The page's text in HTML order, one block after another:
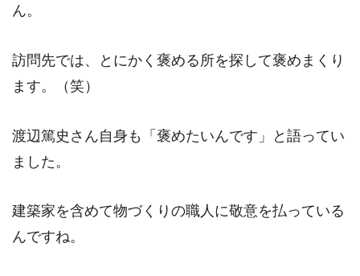
ん。
訪問先では、とにかく褒める所を探して褒めまくり
ます。（笑）
渡辺篤史さん自身も 「褒めたいんです」 と語ってい
ました。
建築家を含めて物づくりの職人に敬意を払っている
んですね。